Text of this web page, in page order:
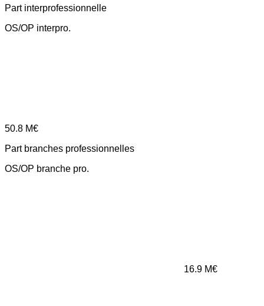
Part interprofessionnelle
OS/OP interpro.
50.8 M€
Part branches professionnelles
OS/OP branche pro.
16.9 M€